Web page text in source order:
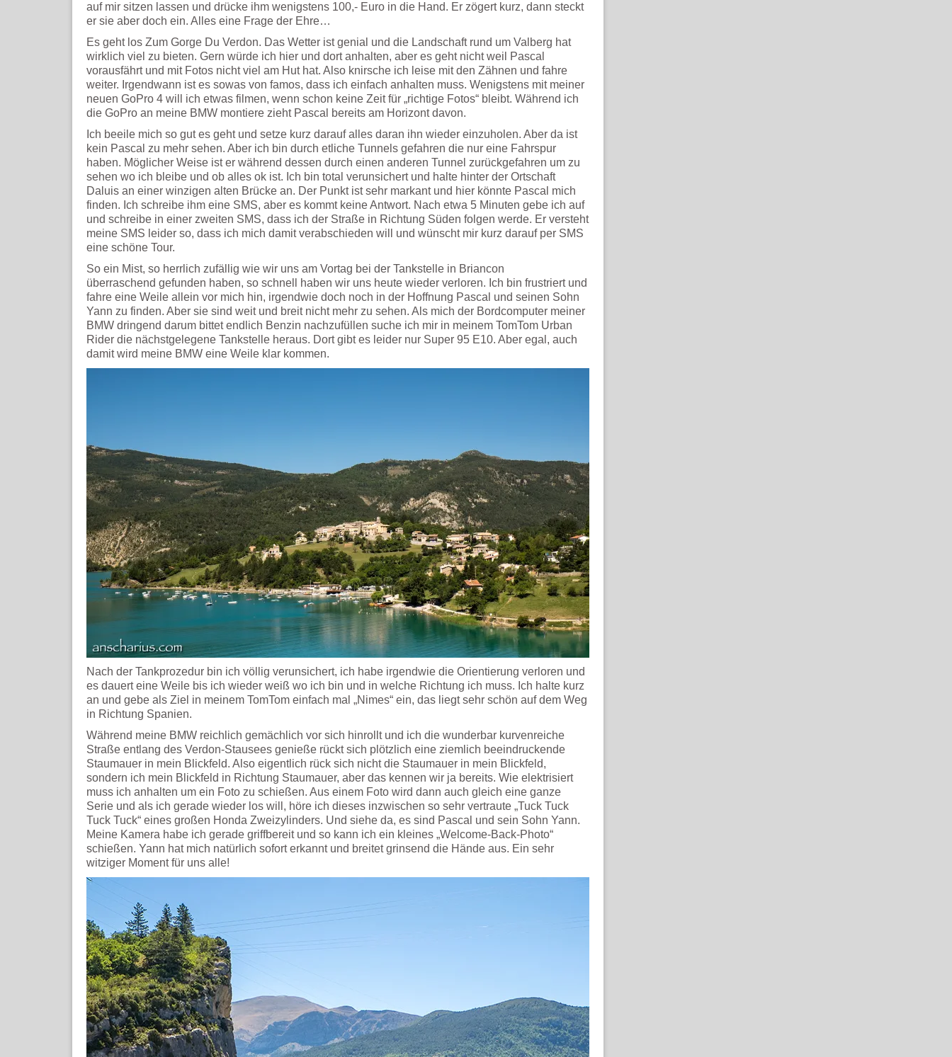
auf mir sitzen lassen und drücke ihm wenigstens 100,- Euro in die Hand. Er zögert kurz, dann steckt
er sie aber doch ein. Alles eine Frage der Ehre…
Es geht los Zum Gorge Du Verdon. Das Wetter ist genial und die Landschaft rund um Valberg hat
wirklich viel zu bieten. Gern würde ich hier und dort anhalten, aber es geht nicht weil Pascal
vorausfährt und mit Fotos nicht viel am Hut hat. Also knirsche ich leise mit den Zähnen und fahre
weiter. Irgendwann ist es sowas von famos, dass ich einfach anhalten muss. Wenigstens mit meiner
neuen GoPro 4 will ich etwas filmen, wenn schon keine Zeit für „richtige Fotos“ bleibt. Während ich
die GoPro an meine BMW montiere zieht Pascal bereits am Horizont davon.
Ich beeile mich so gut es geht und setze kurz darauf alles daran ihn wieder einzuholen. Aber da ist
kein Pascal zu mehr sehen. Aber ich bin durch etliche Tunnels gefahren die nur eine Fahrspur
haben. Möglicher Weise ist er während dessen durch einen anderen Tunnel zurückgefahren um zu
sehen wo ich bleibe und ob alles ok ist. Ich bin total verunsichert und halte hinter der Ortschaft
Daluis an einer winzigen alten Brücke an. Der Punkt ist sehr markant und hier könnte Pascal mich
finden. Ich schreibe ihm eine SMS, aber es kommt keine Antwort. Nach etwa 5 Minuten gebe ich auf
und schreibe in einer zweiten SMS, dass ich der Straße in Richtung Süden folgen werde. Er versteht
meine SMS leider so, dass ich mich damit verabschieden will und wünscht mir kurz darauf per SMS
eine schöne Tour.
So ein Mist, so herrlich zufällig wie wir uns am Vortag bei der Tankstelle in Briancon
überraschend gefunden haben, so schnell haben wir uns heute wieder verloren. Ich bin frustriert und
fahre eine Weile allein vor mich hin, irgendwie doch noch in der Hoffnung Pascal und seinen Sohn
Yann zu finden. Aber sie sind weit und breit nicht mehr zu sehen. Als mich der Bordcomputer meiner
BMW dringend darum bittet endlich Benzin nachzufüllen suche ich mir in meinem TomTom Urban
Rider die nächstgelegene Tankstelle heraus. Dort gibt es leider nur Super 95 E10. Aber egal, auch
damit wird meine BMW eine Weile klar kommen.
Nach der Tankprozedur bin ich völlig verunsichert, ich habe irgendwie die Orientierung verloren und
es dauert eine Weile bis ich wieder weiß wo ich bin und in welche Richtung ich muss. Ich halte kurz
an und gebe als Ziel in meinem TomTom einfach mal „Nimes“ ein, das liegt sehr schön auf dem Weg
in Richtung Spanien.
Während meine BMW reichlich gemächlich vor sich hinrollt und ich die wunderbar kurvenreiche
Straße entlang des Verdon-Stausees genieße rückt sich plötzlich eine ziemlich beeindruckende
Staumauer in mein Blickfeld. Also eigentlich rück sich nicht die Staumauer in mein Blickfeld,
sondern ich mein Blickfeld in Richtung Staumauer, aber das kennen wir ja bereits. Wie elektrisiert
muss ich anhalten um ein Foto zu schießen. Aus einem Foto wird dann auch gleich eine ganze
Serie und als ich gerade wieder los will, höre ich dieses inzwischen so sehr vertraute „Tuck Tuck
Tuck Tuck“ eines großen Honda Zweizylinders. Und siehe da, es sind Pascal und sein Sohn Yann.
Meine Kamera habe ich gerade griffbereit und so kann ich ein kleines „Welcome-Back-Photo“
schießen. Yann hat mich natürlich sofort erkannt und breitet grinsend die Hände aus. Ein sehr
witziger Moment für uns alle!